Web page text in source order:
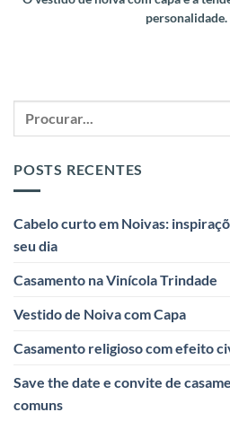
personalidade.
POSTS RECENTES
Cabelo curto em Noivas:
seu dia
Casamento na Vinícola Trindade
Vestido de Noiva com Capa
Casamento religioso com efeito
Save the date e convite de
comuns